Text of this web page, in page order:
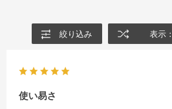
絞り込み 表示
使い易さ